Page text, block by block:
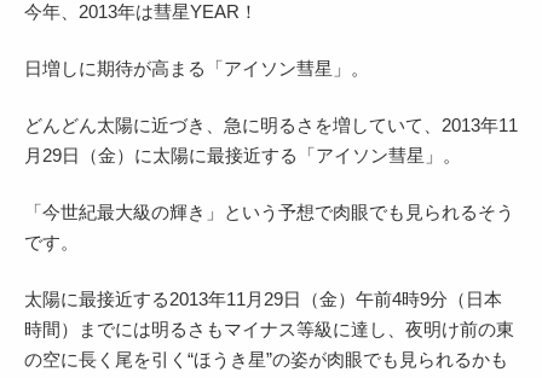
今年、2013年は彗星YEAR！
日増しに期待が高まる「アイソン彗星」。
どんどん太陽に近づき、急に明るさを増していて、2013年11
月29日（金）に太陽に最接近する「アイソン彗星」。
「今世紀最大級の輝き」という予想で肉眼でも見られるそう
です。
太陽に最接近する2013年11月29日（金）午前4時9分（日本
時間）までには明るさもマイナス等級に達し、夜明け前の東
の空に長く尾を引く“ほうき星”の姿が肉眼でも見られるかも